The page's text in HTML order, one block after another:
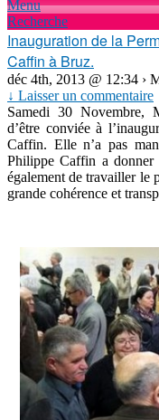
Menu
Recherche
Inauguration de la
Caffin à Bruz.
déc 4th, 2013 @ 12:34 ›
↓ Laisser un commentaire
Samedi 30 Novembre,
d’être conviée à
Caffin. Elle n’a pas
Philippe Caffin a donner
également de travailler le
grande cohérence et